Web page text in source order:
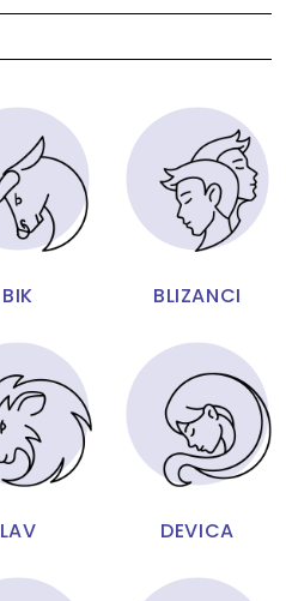
BIK BLIZANCI
LAV DEVICA